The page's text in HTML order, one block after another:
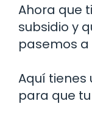
Ahora que
subsidio y
pasemos a
Aquí tienes
para que